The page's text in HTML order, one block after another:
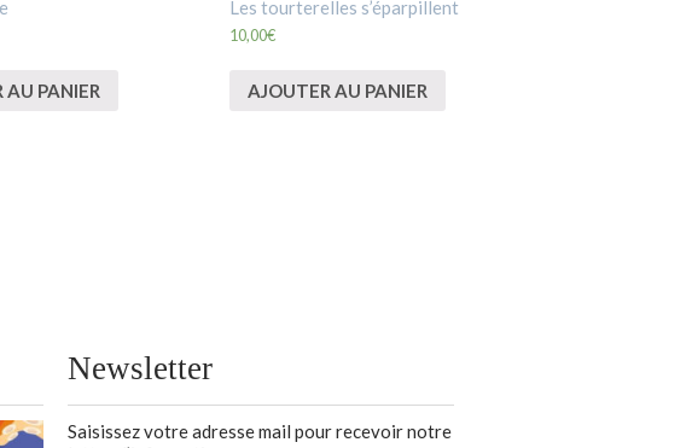
AU PANIER
Les tourterelles s’éparpillent
10,00€
AJOUTER AU PANIER
Newsletter
Saisissez votre adresse mail pour recevoir notre